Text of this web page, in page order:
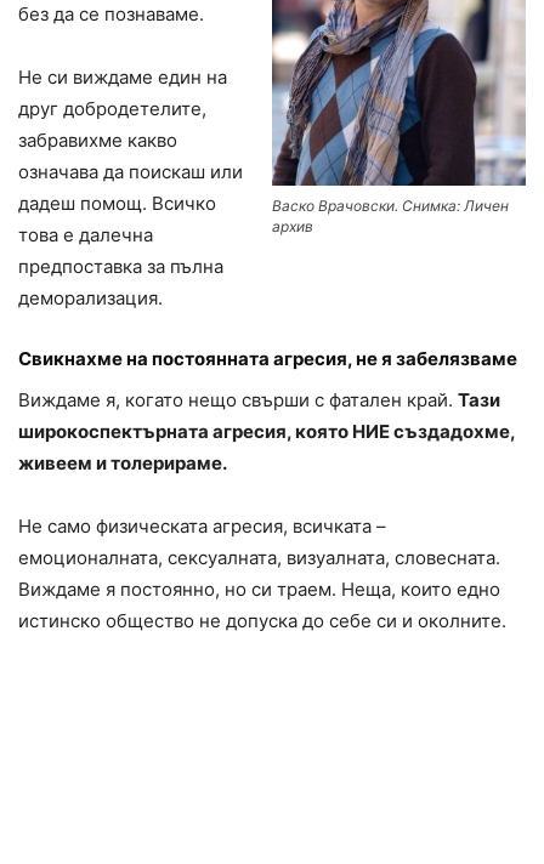
Васко Врачовски. Снимка: Личен
архив
без да се познаваме.
Не си виждаме един на
друг добродетелите,
забравихме какво
означава да поискаш или
дадеш помощ. Всичко
това е далечна
предпоставка за пълна
деморализация.
Свикнахме на постоянната агресия, не я забелязваме
Виждаме я, когато нещо свърши с фатален край. Тази
широкоспектърната агресия, която НИЕ създадохме,
живеем и толерираме.
Не само физическата агресия, всичката –
емоционалната, сексуалната, визуалната, словесната.
Виждаме я постоянно, но си траем. Неща, които едно
истинско общество не допуска до себе си и околните.